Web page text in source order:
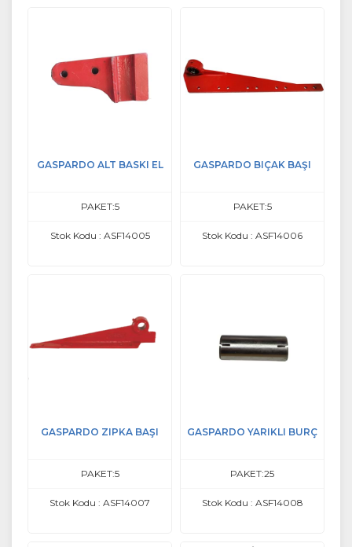
GASPARDO ALT BASKI EL
PAKET:5
Stok Kodu : ASF14005
GASPARDO BIÇAK BAŞI
PAKET:5
Stok Kodu : ASF14006
GASPARDO ZIPKA BAŞI
PAKET:5
Stok Kodu : ASF14007
GASPARDO YARIKLI BURÇ
PAKET:25
Stok Kodu : ASF14008